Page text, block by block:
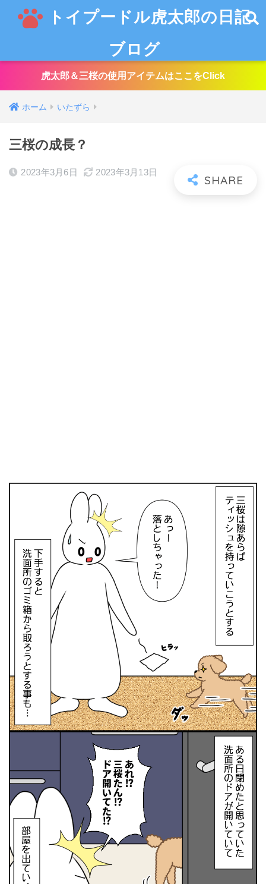
トイプードル虎太郎の日記
ブログ
虎太郎＆三桜の使用アイテムはここをClick
ホーム いたずら
三桜の成長？
2023年3月6日 2023年3月13日